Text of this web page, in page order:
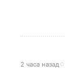
2 часа назад